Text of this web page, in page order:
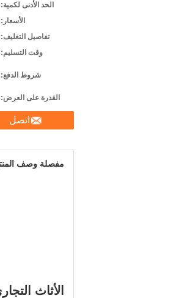
الحد الأدنى لكمية:
الأسعار:
تفاصيل التغليف:
وقت التسليم:
شروط الدفع:
القدرة على العرض:
اتصل
مفصلة وصف
الأثاث